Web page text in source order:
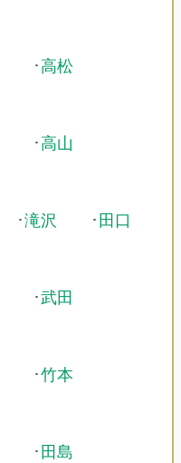
･高松
･高山
･滝沢 ･ 田口
･武田
･竹本
･ 田島